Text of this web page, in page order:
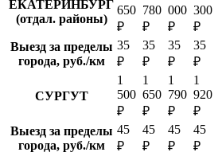
ЕКАТЕРИНБУРГ
(отдал. районы)
650
₽
780
₽
000
₽
300
₽
Выезд за пределы
города, руб./км
35
₽
35
₽
35
₽
35
₽
СУРГУТ
1
500
₽
1
650
₽
1
790
₽
1
920
₽
Выезд за пределы
города, руб./км
45
₽
45
₽
45
₽
45
₽